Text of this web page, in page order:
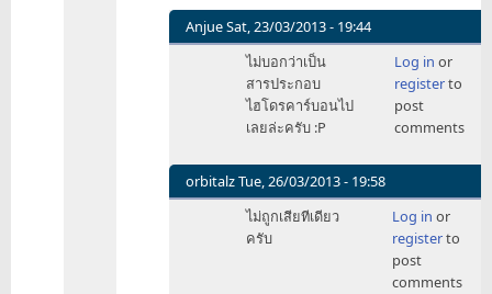
chayaninw
AnjueSat, 23/03/2013 - 19:44
In
และ
Petrol
ไม่บอกว่าเป็น
สารประกอบ
ไฮโดรคาร์บอนไป
เลยล่ะครับ :P
Log in or
registerto
post
comments
orbitalzTue, 26/03/2013 - 19:58
In
ไม่ถูกเสียทีเดียว
ครับ
Log in or
registerto
post
comments